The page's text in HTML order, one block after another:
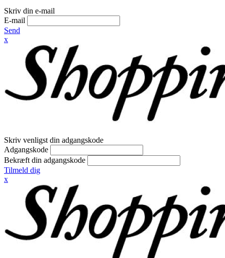
Skriv din e-mail
E-mail
Send
x
Skriv venligst din adgangskode
Adgangskode
Bekræft din adgangskode
Tilmeld dig
x